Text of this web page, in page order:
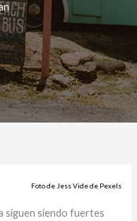
Foto de Jess Vide de Pexels
siguen siendo fuertes